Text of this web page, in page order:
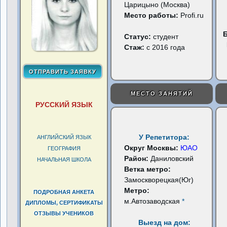
РУССКИЙ ЯЗЫК
АНГЛИЙСКИЙ ЯЗЫК
ГЕОГРАФИЯ
НАЧАЛЬНАЯ ШКОЛА
ПОДРОБНАЯ АНКЕТА
ДИПЛОМЫ, СЕРТИФИКАТЫ
ОТЗЫВЫ УЧЕНИКОВ
Царицыно (Москва)
Место работы: Profi.ru
Статус:студент
Стаж: с 2016 года
МЕСТО ЗАНЯТИЙ
У Репетитора:
Округ Москвы: ЮАО
Район: Даниловский
Ветка метро:
Замоскворецкая(Юг)
Метро:
м.Автозаводская*
Выезд на дом: